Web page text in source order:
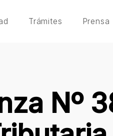
Trámites Prensa
Nº